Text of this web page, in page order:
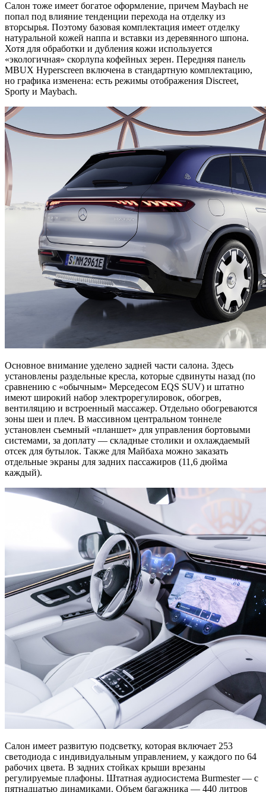
Салон тоже имеет богатое оформление, причем Maybach не
попал под влияние тенденции перехода на отделку из
вторсырья. Поэтому базовая комплектация имеет отделку
натуральной кожей наппа и вставки из деревянного шпона.
Хотя для обработки и дубления кожи используется
«экологичная» скорлупа кофейных зерен. Передняя панель
MBUX Hyperscreen включена в стандартную комплектацию,
но графика изменена: есть режимы отображения Discreet,
Sporty и Maybach.
Основное внимание уделено задней части салона. Здесь
установлены раздельные кресла, которые сдвинуты назад (по
сравнению с «обычным» Мерседесом EQS SUV) и штатно
имеют широкий набор электрорегулировок, обогрев,
вентиляцию и встроенный массажер. Отдельно обогреваются
зоны шеи и плеч. В массивном центральном тоннеле
установлен съемный «планшет» для управления бортовыми
системами, за доплату — складные столики и охлаждаемый
отсек для бутылок. Также для Майбаха можно заказать
отдельные экраны для задних пассажиров (11,6 дюйма
каждый).
Салон имеет развитую подсветку, которая включает 253
светодиода с индивидуальным управлением, у каждого по 64
рабочих цвета. В задних стойках крыши врезаны
регулируемые плафоны. Штатная аудиосистема Burmester — с
пятнадцатью динамиками. Объем багажника — 440 литров